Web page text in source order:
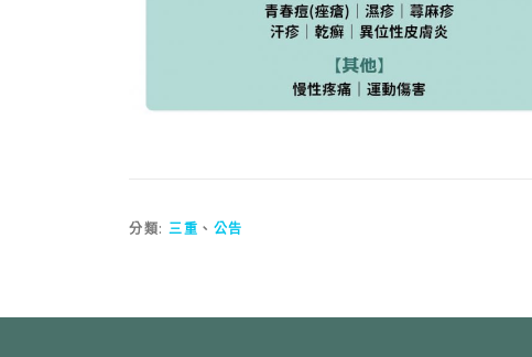
分類: 三重 、 公告